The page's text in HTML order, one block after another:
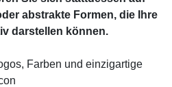
abstrakte Formen, die Ihre
darstellen können.
Farben und einzigartige